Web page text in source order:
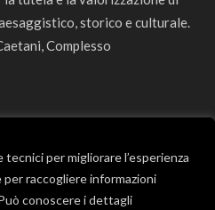
per migliorare l’esperienza
raccogliere informazioni
conoscere i dettagli
storico e culturale.
Complesso